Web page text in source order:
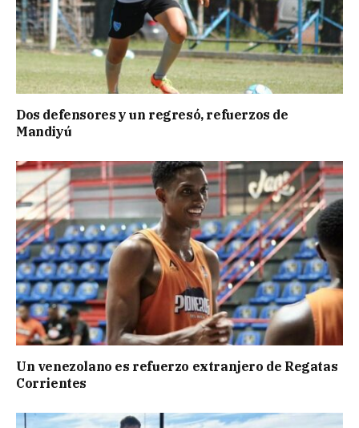
Dos defensores y un regresó, refuerzos de
Mandiyú
Un venezolano es refuerzo extranjero de Regatas
Corrientes